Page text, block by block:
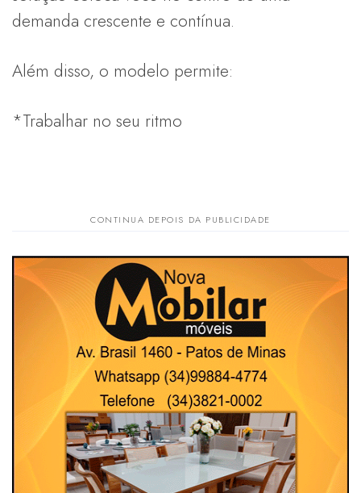
demanda crescente e contínua.
Além disso, o modelo permite:
*Trabalhar no seu ritmo